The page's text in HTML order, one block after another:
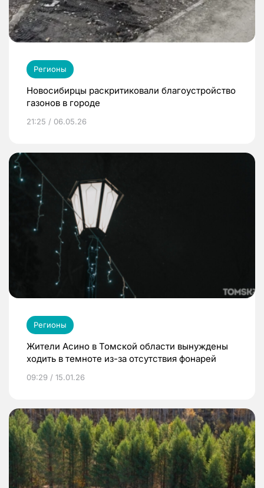
Регионы
Новосибирцы раскритиковали благоустройство
газонов в городе
21:25 / 06.05.26
Регионы
Жители Асино в Томской области вынуждены
ходить в темноте из-за отсутствия фонарей
09:29 / 15.01.26